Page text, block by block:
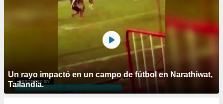
Un rayo impactó en un campo de fútbol en Narathiwat,
Tailandia.